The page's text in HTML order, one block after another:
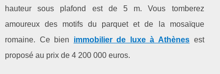
hauteur sous plafond est de 5 m. Vous tomberez
amoureux des motifs du parquet et de la mosaïque
romaine. Ce bien immobilier de luxe à Athènes est
proposé au prix de 4 200 000 euros.